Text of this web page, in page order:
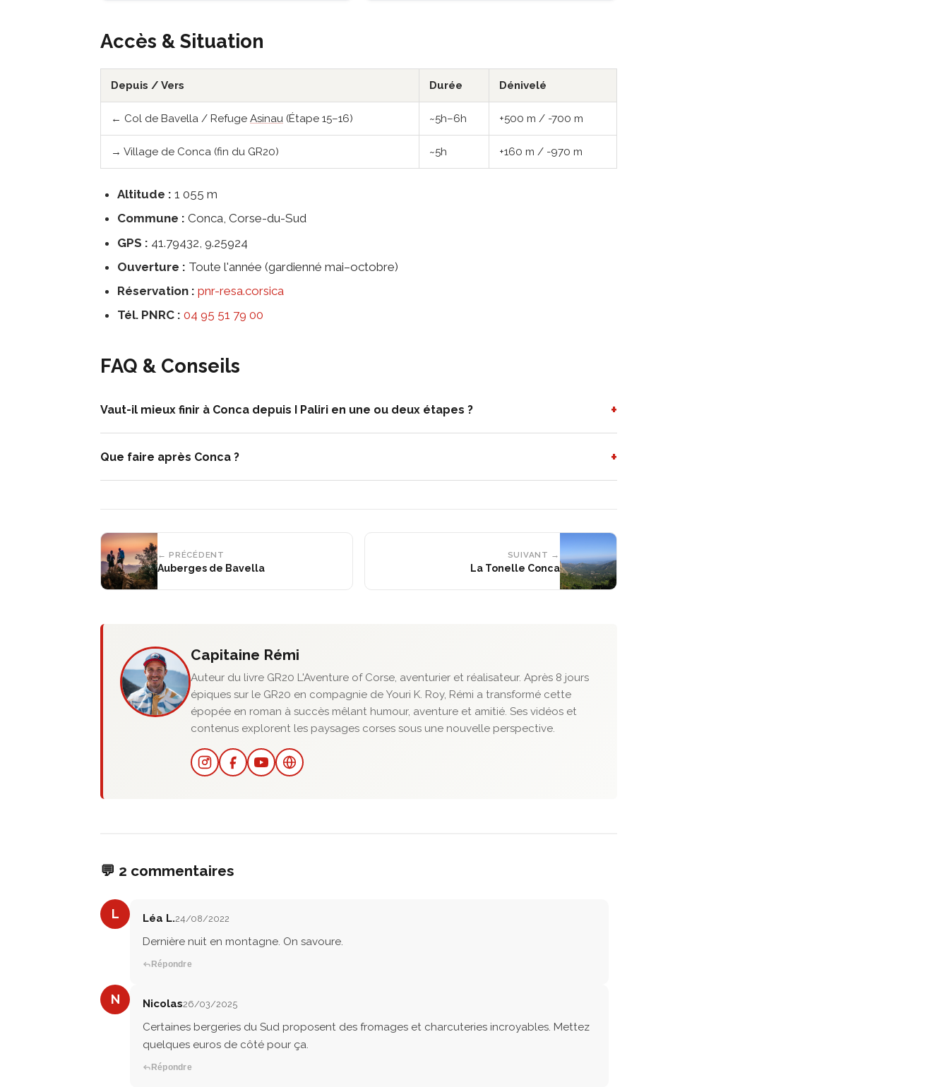
Accès & Situation
Depuis / Vers Durée Dénivelé
← Col de Bavella / Refuge Asinau (Étape 15–16) ~5h–6h +500 m / -700 m
→ Village de Conca (fin du GR20) ~5h +160 m / -970 m
Altitude : 1 055 m
Commune : Conca, Corse-du-Sud
GPS : 41.79432, 9.25924
Ouverture : Toute l'année (gardienné mai–octobre)
Réservation : pnr-resa.corsica
Tél. PNRC : 04 95 51 79 00
FAQ & Conseils
Vaut-il mieux finir à Conca depuis I Paliri en une ou deux étapes ? +
Que faire après Conca ? +
← PRÉCÉDENT
Auberges de Bavella
SUIVANT →
La Tonelle Conca
Capitaine Rémi
Auteur du livre GR20 L'Aventure of Corse, aventurier et réalisateur. Après 8 jours
épiques sur le GR20 en compagnie de Youri K. Roy, Rémi a transformé cette
épopée en roman à succès mêlant humour, aventure et amitié. Ses vidéos et
contenus explorent les paysages corses sous une nouvelle perspective.
💬 2 commentaires
L Léa L.24/08/2022
Dernière nuit en montagne. On savoure.
Répondre
N Nicolas26/03/2025
Certaines bergeries du Sud proposent des fromages et charcuteries incroyables. Mettez
quelques euros de côté pour ça.
Répondre